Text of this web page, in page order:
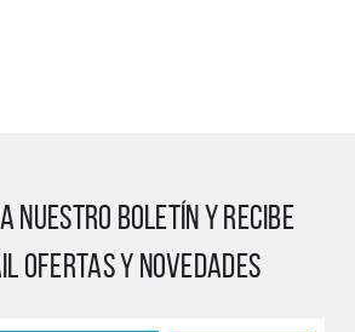
NUESTRO BOLETÍN Y RECIBE
OFERTAS Y NOVEDADES